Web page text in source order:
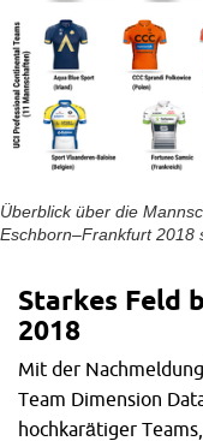
Überblick über die
Eschborn–Frankfurt 2018
Starkes Feld
2018
Mit der
Team Dimension
hochkarätiger